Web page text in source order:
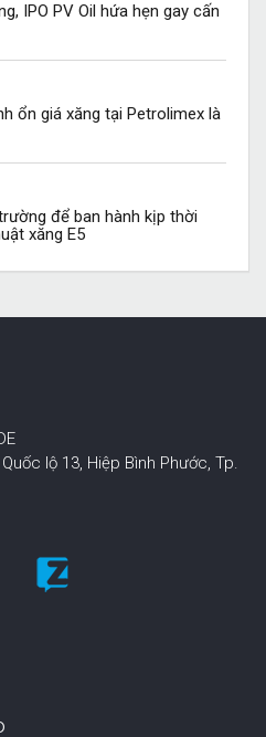
IPO PV Oil hứa hẹn gay cấn
ổn giá xăng tại Petrolimex là
để ban hành kịp thời
xăng E5
lộ 13, Hiệp Bình Phước, Tp.